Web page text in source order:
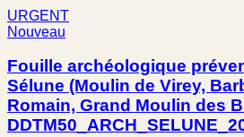
URGENT
Nouveau
Fouille archéologique
Sélune (Moulin de Virey,
Romain, Grand Moulin des